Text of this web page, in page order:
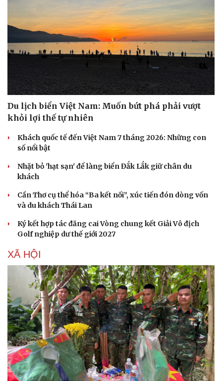
Văn hóa
Sân khấu - Điện ảnh
Văn học
Âm nhạc
Sao Việt
Du lịch biển Việt Nam: Muốn bứt phá phải vượt
khỏi lợi thế tự nhiên
Khách quốc tế đến Việt Nam 7 tháng 2026: Những con
số nổi bật
Nhặt bỏ 'hạt sạn' để làng biển Đắk Lắk giữ chân du
khách
Cần Thơ cụ thể hóa “Ba kết nối”, xúc tiến đón dòng vốn
và du khách Thái Lan
Ký kết hợp tác đăng cai Vòng chung kết Giải Vô địch
Golf nghiệp dư thế giới 2027
XÃ HỘI